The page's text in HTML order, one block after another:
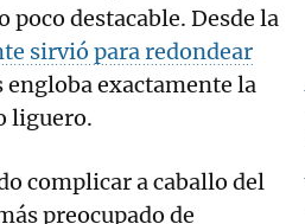
destacable. Desde la
sirvió para redondear
engloba exactamente la
liguero.
complicar a caballo del
preocupado de